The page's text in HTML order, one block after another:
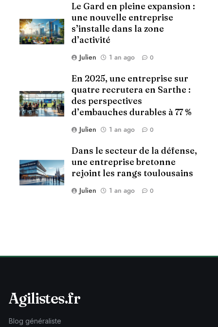
Le Gard en pleine expansion :
une nouvelle entreprise
s’installe dans la zone
d’activité
Julien 1 an ago 0
En 2025, une entreprise sur
quatre recrutera en Sarthe :
des perspectives
d’embauches durables à 77 %
Julien 1 an ago 0
Dans le secteur de la défense,
une entreprise bretonne
rejoint les rangs toulousains
Julien 1 an ago 0
Agilistes.fr
Blog généraliste